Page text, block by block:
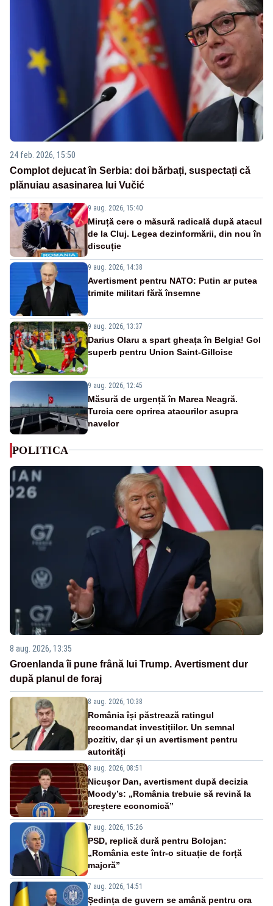
24 feb. 2026, 15:50
Complot dejucat în Serbia: doi bărbați, suspectați că
plănuiau asasinarea lui Vučić
9 aug. 2026, 15:40
Miruță cere o măsură radicală după atacul
de la Cluj. Legea dezinformării, din nou în
discuție
9 aug. 2026, 14:38
Avertisment pentru NATO: Putin ar putea
trimite militari fără însemne
9 aug. 2026, 13:37
Darius Olaru a spart gheața în Belgia! Gol
superb pentru Union Saint-Gilloise
9 aug. 2026, 12:45
Măsură de urgență în Marea Neagră.
Turcia cere oprirea atacurilor asupra
navelor
POLITICA
8 aug. 2026, 13:35
Groenlanda îi pune frână lui Trump. Avertisment dur
după planul de foraj
8 aug. 2026, 10:38
România își păstrează ratingul
recomandat investițiilor. Un semnal
pozitiv, dar și un avertisment pentru
autorități
8 aug. 2026, 08:51
Nicușor Dan, avertisment după decizia
Moody’s: „România trebuie să revină la
creștere economică”
7 aug. 2026, 15:26
PSD, replică dură pentru Bolojan:
„România este într-o situație de forță
majoră”
7 aug. 2026, 14:51
Ședința de guvern se amână pentru ora